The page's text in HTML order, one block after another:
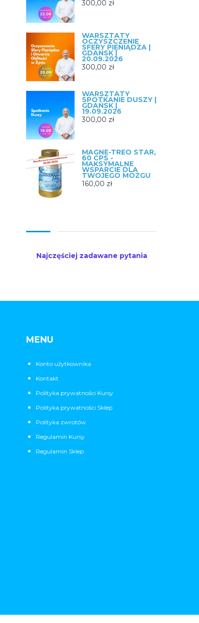
300,00 zł
WARSZTATY
OCZYSZCZENIE
SFERY PIENIĄDZA |
GDAŃSK |
20.09.2026
300,00 zł
WARSZTATY
SPOTKANIE DUSZY |
GDAŃSK |
19.09.2026
300,00 zł
MAGNE-TREO STAR,
60 CPS -
MAKSYMALNE
WSPARCIE DLA
TWOJEGO MÓZGU
160,00 zł
Najczęściej zadawane pytania
MENU
Konto użytkownika
Kontakt
Polityka prywatności Kursy
Polityka prywatności Sklep
Polityka zwrotów
Regulamin Kursy
Regulamin Sklep